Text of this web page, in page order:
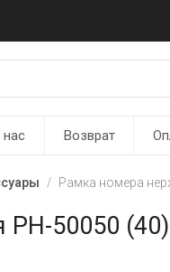
Возврат
Рамка номера
РН-50050 (40)